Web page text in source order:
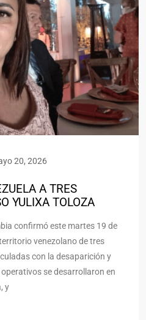
20, 2026
A TRES
YULIXA TOLOZA
confirmó este martes 19 de
venezolano de tres
con la desaparición y
se desarrollaron en
y